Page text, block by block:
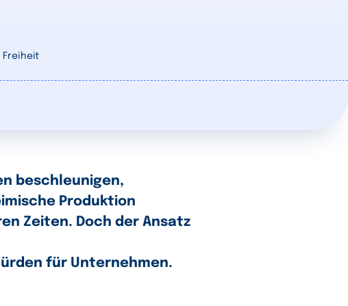
beschleunigen,
Produktion
Zeiten. Doch der Ansatz
für Unternehmen.